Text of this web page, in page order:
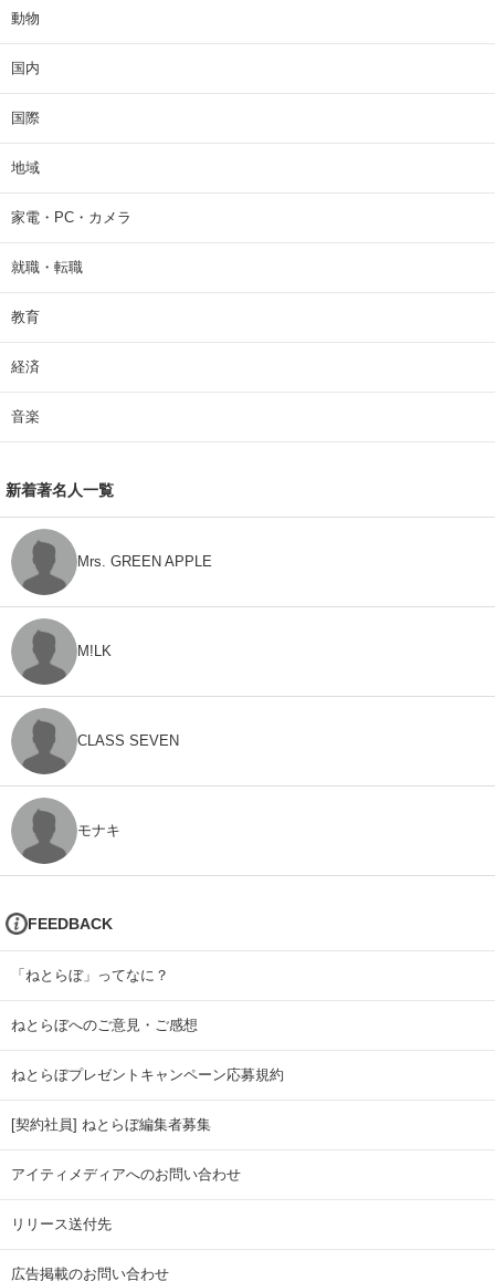
動物
国内
国際
地域
家電・PC・カメラ
就職・転職
教育
経済
音楽
新着著名人一覧
Mrs. GREEN APPLE
M!LK
CLASS SEVEN
モナキ
FEEDBACK
「ねとらぼ」ってなに？
ねとらぼへのご意見・ご感想
ねとらぼプレゼントキャンペーン応募規約
[契約社員] ねとらぼ編集者募集
アイティメディアへのお問い合わせ
リリース送付先
広告掲載のお問い合わせ